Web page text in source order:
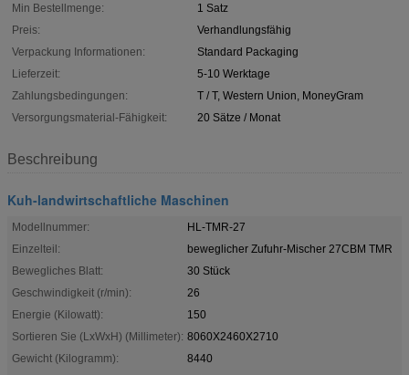
Min Bestellmenge:
1 Satz
Preis:
Verhandlungsfähig
Verpackung Informationen:
Standard Packaging
Lieferzeit:
5-10 Werktage
Zahlungsbedingungen:
T / T, Western Union, MoneyGram
Versorgungsmaterial-Fähigkeit:
20 Sätze / Monat
Beschreibung
Kuh-landwirtschaftliche Maschinen
Modellnummer:
HL-TMR-27
Einzelteil:
beweglicher Zufuhr-Mischer 27CBM TMR
Bewegliches Blatt:
30 Stück
Geschwindigkeit (r/min):
26
Energie (Kilowatt):
150
Sortieren Sie (LxWxH) (Millimeter): 8060X2460X2710
Gewicht (Kilogramm):
8440